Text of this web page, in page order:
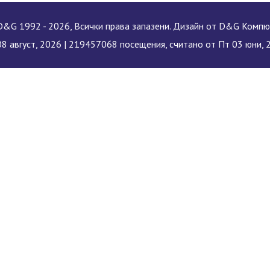
1992 - 2026, Всички права запазени. Дизайн от D&G
август, 2026 | 219457068 посещения, считано от Пт 03 юни,